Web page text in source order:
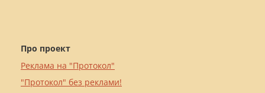
Про проект
Реклама на "Протокол"
"Протокол" без реклами!